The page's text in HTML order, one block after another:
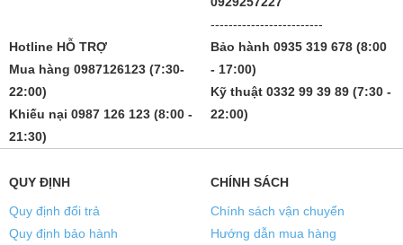
-------------------------
Hotline HỖ TRỢ
Mua hàng 0987126123 (7:30-
22:00)
Khiếu nại 0987 126 123 (8:00 -
21:30)
Bảo hành 0935 319 678 (8:00
- 17:00)
Kỹ thuật 0332 99 39 89 (7:30 -
22:00)
QUY ĐỊNH
Quy định đổi trả
Quy định bảo hành
CHÍNH SÁCH
Chính sách vận chuyển
Hướng dẫn mua hàng